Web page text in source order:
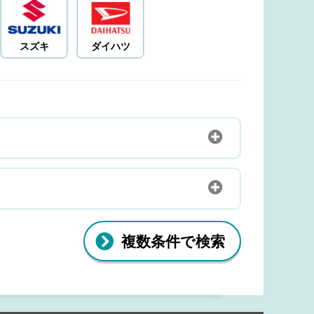
スズキ ダイハツ
複数条件で検索